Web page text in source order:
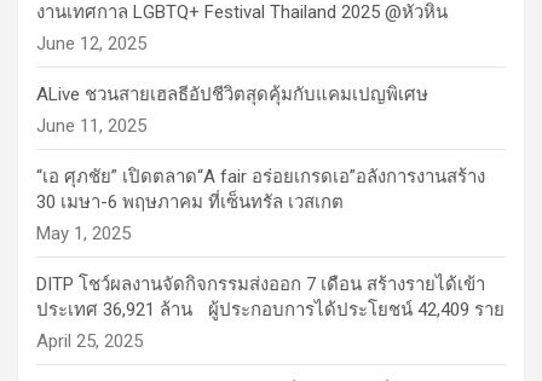
งานเทศกาล LGBTQ+ Festival Thailand 2025 @หัวหิน
June 12, 2025
ALive ชวนสายเฮลธีอัปชีวิตสุดคุ้มกับแคมเปญพิเศษ
June 11, 2025
“เอ ศุภชัย” เปิดตลาด“A fair อร่อยเกรดเอ”อลังการงานสร้าง
30 เมษา-6 พฤษภาคม ที่เซ็นทรัล เวสเกต
May 1, 2025
DITP โชว์ผลงานจัดกิจกรรมส่งออก 7 เดือน สร้างรายได้เข้า
ประเทศ 36,921 ล้าน ผู้ประกอบการได้ประโยชน์ 42,409 ราย
April 25, 2025